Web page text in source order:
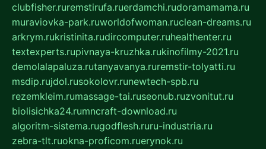
clubfisher.ruremstirufa.ruerdamchi.rudoramamama.ru
muraviovka-park.ruworldofwoman.ruclean-dreams.ru
arkrym.rukristinita.rudircomputer.ruhealthenter.ru
textexperts.rupivnaya-kruzhka.rukinofilmy-2021.ru
demolalapaluza.rutanyavanya.ruremstir-tolyatti.ru
msdip.rujdol.rusokolovr.runewtech-spb.ru
rezemkleim.rumassage-tai.ruseonub.ruzvonitut.ru
biolisichka24.rumncraft-download.ru
algoritm-sistema.rugodflesh.ruru-industria.ru
zebra-tlt.ruokna-proficom.ruerynok.ru